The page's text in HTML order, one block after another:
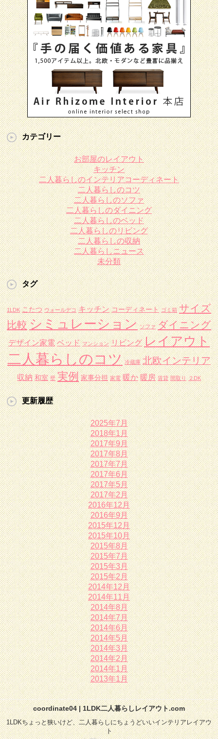
カテゴリー
お部屋のレイアウト
キッチン
二人暮らしのインテリアコーディネート
二人暮らしのコツ
二人暮らしのソファ
二人暮らしのダイニング
二人暮らしのベッド
二人暮らしのリビング
二人暮らしの収納
二人暮らしニュース
未分類
タグ
1LDK こたつ ウォールデコ キッチン コーディネート ゴミ箱 サイズ
比較シミュレーション ソファ ダイニング
デザイン家電 ベッド マンション リビング レイアウト
二人暮らしのコツ 冷蔵庫 北欧インテリア
収納 和室 壁 実例 家事分担 家電 暖か 暖房 賃貸 間取り ２DK
更新履歴
2025年7月
2018年1月
2017年9月
2017年8月
2017年7月
2017年6月
2017年5月
2017年2月
2016年12月
2016年9月
2015年12月
2015年10月
2015年8月
2015年7月
2015年3月
2015年2月
2014年12月
2014年11月
2014年8月
2014年7月
2014年6月
2014年5月
2014年3月
2014年2月
2014年1月
2013年1月
coordinate04 | 1LDK二人暮らしレイアウト.com
1LDKちょっと狭いけど、二人暮らしにちょうどいいインテリアレイアウ
ト